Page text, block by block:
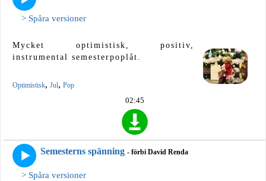
> Spåra versioner
Mycket optimistisk, positiv,
instrumental semesterpoplåt.
Optimistisk, Jul, Pop
02:45
Semesterns spänning - förbi David Renda
> Spåra versioner